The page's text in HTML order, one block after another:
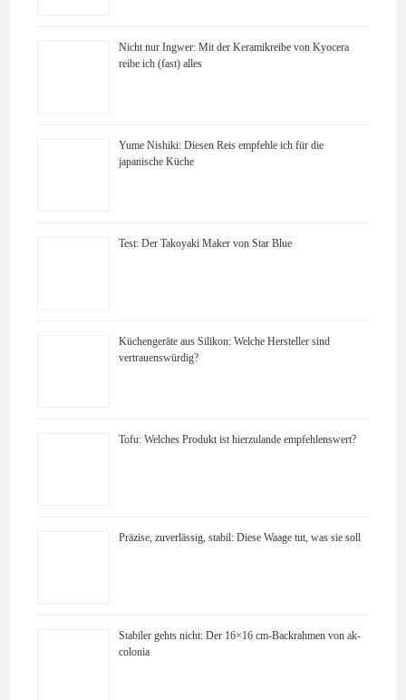
Nicht nur Ingwer: Mit der Keramikreibe von Kyocera
reibe ich (fast) alles
Yume Nishiki: Diesen Reis empfehle ich für die
japanische Küche
Test: Der Takoyaki Maker von Star Blue
Küchengeräte aus Silikon: Welche Hersteller sind
vertrauenswürdig?
Tofu: Welches Produkt ist hierzulande empfehlenswert?
Präzise, zuverlässig, stabil: Diese Waage tut, was sie soll
Stabiler gehts nicht: Der 16×16 cm-Backrahmen von ak-
colonia